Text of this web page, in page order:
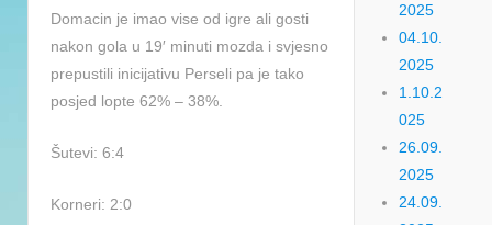
Domacin je imao vise od igre ali gosti
nakon gola u 19′ minuti mozda i svjesno
prepustili inicijativu Perseli pa je tako
posjed lopte 62% – 38%.
Šutevi: 6:4
Korneri: 2:0
2025
04.10.
2025
1.10.2
025
26.09.
2025
24.09.